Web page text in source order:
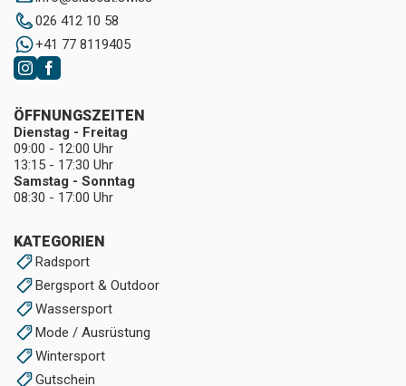
026 412 10 58
+41 77 8119405
KATEGORIEN
Radsport
Bergsport & Outdoor
Wassersport
Mode / Ausrüstung
Wintersport
Gutschein
ÖFFNUNGSZEITEN
Dienstag - Freitag
09:00 - 12:00 Uhr
13:15 - 17:30 Uhr
Samstag - Sonntag
08:30 - 17:00 Uhr